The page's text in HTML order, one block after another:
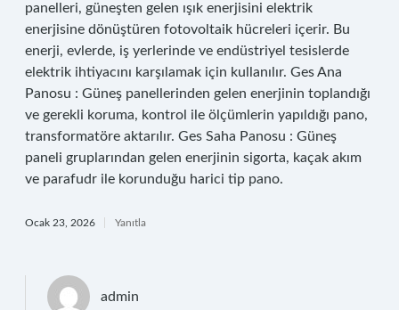
panelleri, güneşten gelen ışık enerjisini elektrik
enerjisine dönüştüren fotovoltaik hücreleri içerir. Bu
enerji, evlerde, iş yerlerinde ve endüstriyel tesislerde
elektrik ihtiyacını karşılamak için kullanılır. Ges Ana
Panosu : Güneş panellerinden gelen enerjinin toplandığı
ve gerekli koruma, kontrol ile ölçümlerin yapıldığı pano,
transformatöre aktarılır. Ges Saha Panosu : Güneş
paneli gruplarından gelen enerjinin sigorta, kaçak akım
ve parafudr ile korunduğu harici tip pano.
Ocak 23, 2026 Yanıtla
admin